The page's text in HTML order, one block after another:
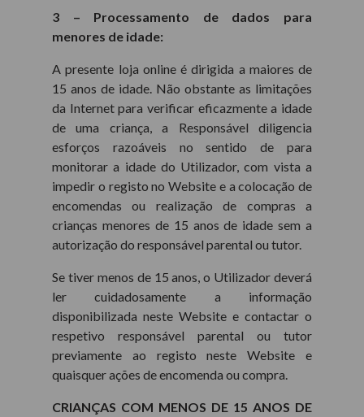
3 – Processamento de dados para
menores de idade:
A presente loja online é dirigida a maiores de
15 anos de idade. Não obstante as limitações
da Internet para verificar eficazmente a idade
de uma criança, a Responsável diligencia
esforços razoáveis no sentido de para
monitorar a idade do Utilizador, com vista a
impedir o registo no Website e a colocação de
encomendas ou realização de compras a
crianças menores de 15 anos de idade sem a
autorização do responsável parental ou tutor.
Se tiver menos de 15 anos, o Utilizador deverá
ler cuidadosamente a informação
disponibilizada neste Website e contactar o
respetivo responsável parental ou tutor
previamente ao registo neste Website e
quaisquer ações de encomenda ou compra.
CRIANÇAS COM MENOS DE 15 ANOS DE